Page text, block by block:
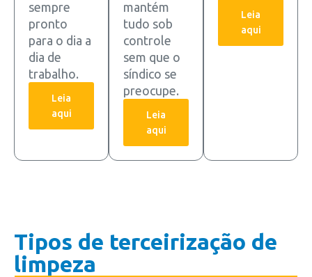
sempre
pronto
para o dia a
dia de
trabalho.
Leia
aqui
mantém
tudo sob
controle
sem que o
síndico se
preocupe.
Leia
aqui
Leia
aqui
Tipos de terceirização de
limpeza